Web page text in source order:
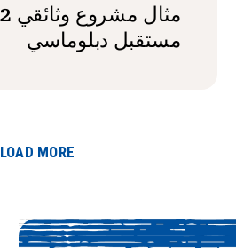
مستقبل دبلوماسي
LOAD MORE